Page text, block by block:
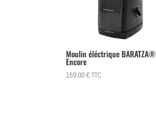
Moulin éléctrique BARATZA®
Encore
159,00€ TTC